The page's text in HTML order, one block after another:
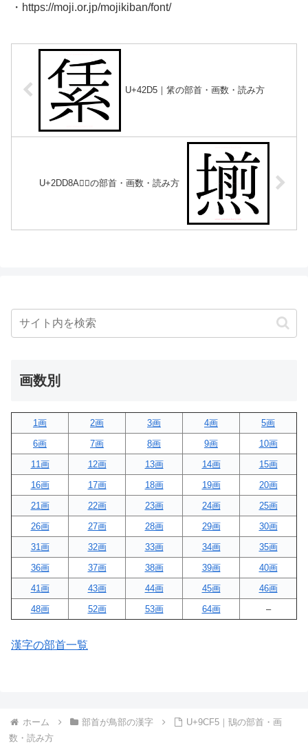
・https://moji.or.jp/mojikiban/font/
U+42D5｜䋕の部首・画数・読み方
U+2DD8A｜𭶊の部首・画数・読み方
画数別
1画 2画 3画 4画
5画
6画
7画 8画 9画
10画
11画
12画 13画 14画
15画
16画
17画 18画 19画
20画
21画
22画 23画 24画
25画
26画
27画 28画 29画
30画
31画
32画 33画 34画
35画
36画
37画 38画 39画
40画
41画
43画 44画 45画
46画
48画
52画 53画 64画 –
漢字の部首一覧
ホーム 部首が鳥部の漢字
U+9CF5｜鳵の部首・画
数・読み方